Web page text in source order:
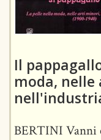
Il
moda,
BERTINI Vanni